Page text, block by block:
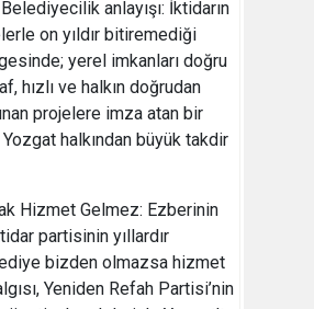
anlayışı: İktidarın
on yıldır bitiremediği
yerel imkanları doğru
hızlı ve halkın doğrudan
projelere imza atan bir
halkından büyük takdir
Hizmet Gelmez: Ezberinin
partisinin yıllardır
bizden olmazsa hizmet
Yeniden Refah Partisi’nin